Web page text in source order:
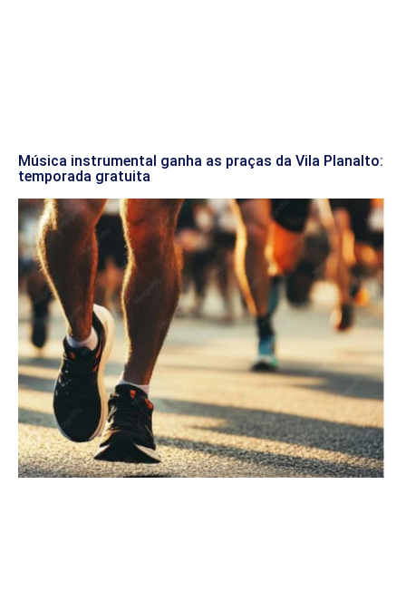
Música instrumental ganha as praças da Vila Planalto:
temporada gratuita